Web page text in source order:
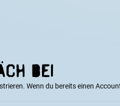
bei
Wenn du bereits einen